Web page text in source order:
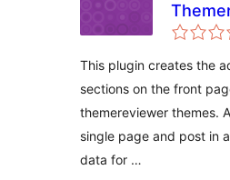
This plugin creates the
sections on the front
themereviewer themes.
single page and post in
data for …